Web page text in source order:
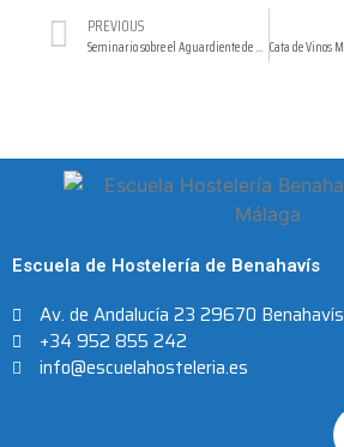
PREVIOUS
Seminario sobre el Aguardiente de Ojén
Escuela de Hostelería de Benahavís
Av. de Andalucía 23 29670 Benahavís
+34 952 855 242
info@escuelahosteleria.es